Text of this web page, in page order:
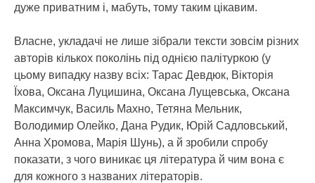
дуже приватним і, мабуть, тому таким цікавим.
Власне, укладачі не лише зібрали тексти зовсім різних
авторів кількох поколінь під однією палітуркою (у
цьому випадку назву всіх: Тарас Девдюк, Вікторія
Їхова, Оксана Луцишина, Оксана Лущевська, Оксана
Максимчук, Василь Махно, Тетяна Мельник,
Володимир Олейко, Дана Рудик, Юрій Садловський,
Анна Хромова, Марія Шунь), а й зробили спробу
показати, з чого виникає ця література й чим вона є
для кожного з названих літераторів.